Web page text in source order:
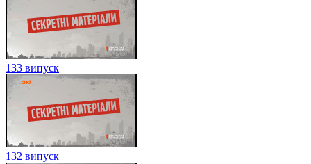
133 випуск
132 випуск